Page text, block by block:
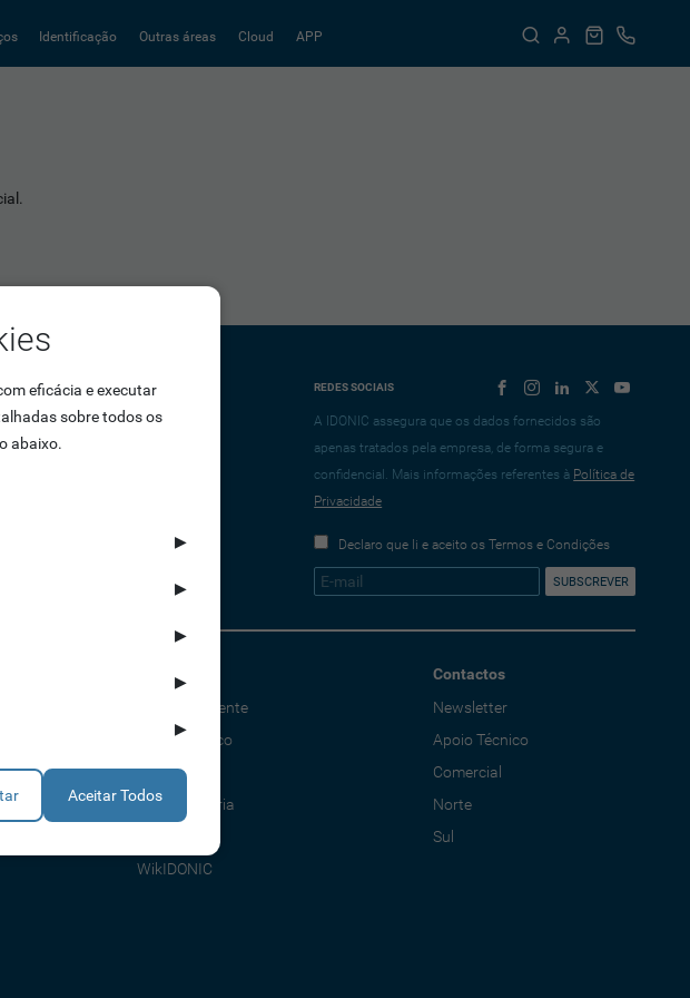
Identificação Outras áreas Cloud APP
REDES SOCIAIS
A IDONIC assegura que os dados fornecidos são
apenas tratados pela empresa, de forma segura e
confidencial. Mais informações referentes à Política de
Privacidade
Declaro que li e aceito os Termos e Condições
Ajuda
Apoio ao Cliente
Apoio Técnico
Comercial
Consultadoria
WikIDONIC
Contactos
Newsletter
Apoio Técnico
Comercial
Norte
Sul
eficácia e executar
sobre todos os
abaixo.
▶
▶
▶
▶
▶
Aceitar Todos